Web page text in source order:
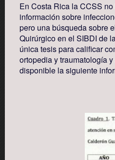
En Costa Rica la CCSS
información sobre
pero una búsqueda sobre
Quirúrgico en el SIBDI de
única tesis para calificar
ortopedia y traumatología
disponible la siguiente